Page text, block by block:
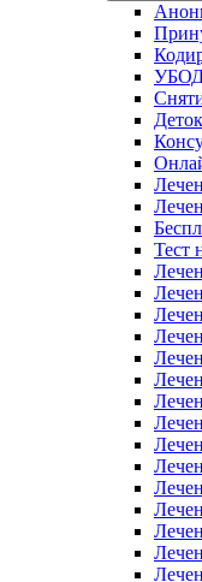
Тест